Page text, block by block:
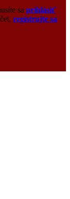
sa prihlásiť
registrujte sa